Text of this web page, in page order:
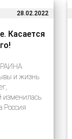
28.02.2022
Касается
и жизнь
изменилась
Россия